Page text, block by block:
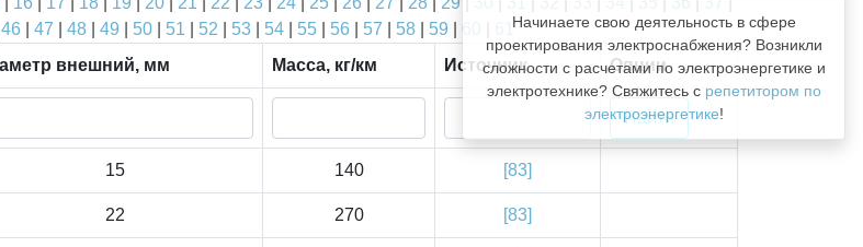
Начинаете свою деятельность в сфере
проектирования электроснабжения? Возникли
сложности с расчетами по электроэнергетике и
электротехнике? Свяжитесь с репетитором по
электроэнергетике!
46 47 48 49 50 51 52 53 54 55 56 57 58 59 60
61
внешний, мм Масса, кг/км Источник Опции
15 140 [83]
22 270 [83]